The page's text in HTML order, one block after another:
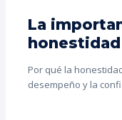
La
Por qué la
desempeño y la